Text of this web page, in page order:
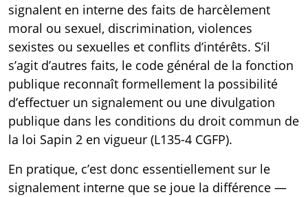
signalent en interne des faits de harcèlement
moral ou sexuel, discrimination, violences
sexistes ou sexuelles et conflits d’intérêts. S’il
s’agit d’autres faits, le code général de la fonction
publique reconnaît formellement la possibilité
d’effectuer un signalement ou une divulgation
publique dans les conditions du droit commun de
la loi Sapin 2 en vigueur (L135-4 CGFP).
En pratique, c’est donc essentiellement sur le
signalement interne que se joue la différence —